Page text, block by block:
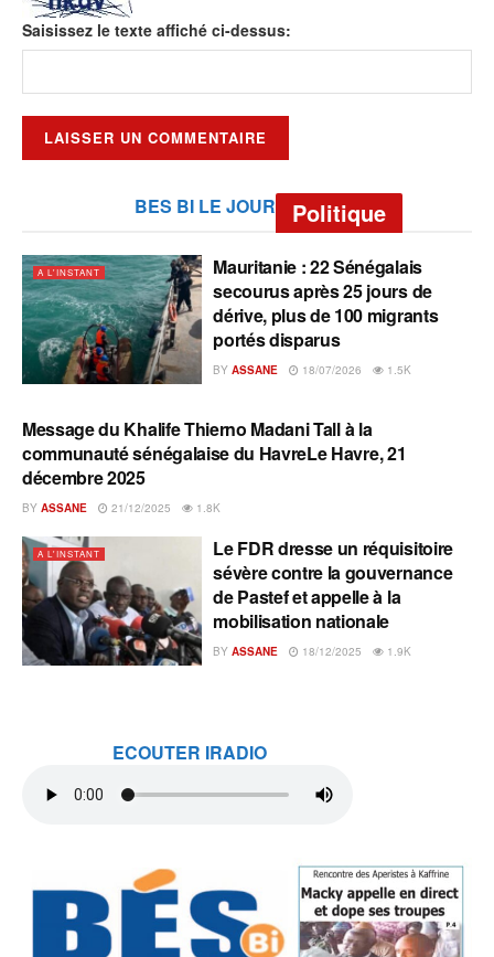
Saisissez le texte affiché ci-dessus:
BES BI LE JOUR Politique
A L'INSTANT
Mauritanie : 22 Sénégalais
secourus après 25 jours de
dérive, plus de 100 migrants
portés disparus
BY ASSANE 18/07/2026 1.5K
A L'INSTANT
Message du Khalife Thierno Madani Tall à la
communauté sénégalaise du HavreLe Havre, 21
décembre 2025
BY ASSANE 21/12/2025 1.8K
A L'INSTANT
Le FDR dresse un réquisitoire
sévère contre la gouvernance
de Pastef et appelle à la
mobilisation nationale
BY ASSANE 18/12/2025 1.9K
ECOUTER IRADIO